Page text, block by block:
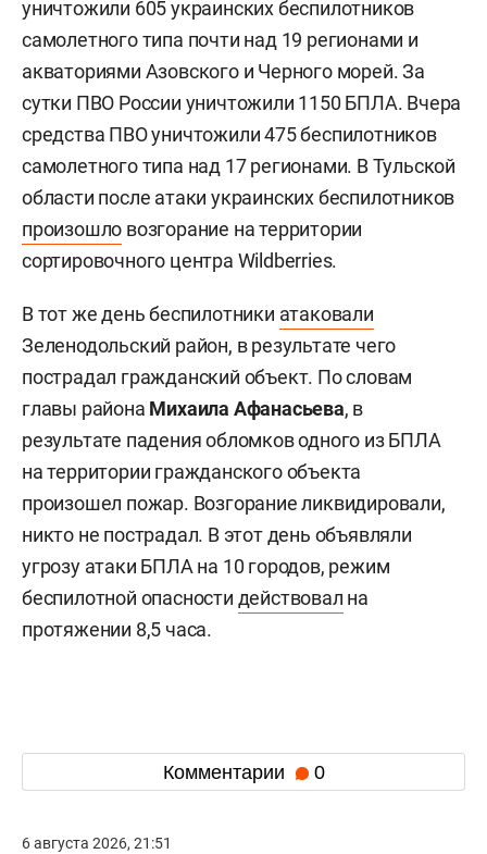
уничтожили 605 украинских беспилотников
самолетного типа почти над 19 регионами и
акваториями Азовского и Черного морей. За
сутки ПВО России уничтожили 1150 БПЛА. Вчера
средства ПВО уничтожили 475 беспилотников
самолетного типа над 17 регионами. В Тульской
области после атаки украинских беспилотников
произошло возгорание на территории
сортировочного центра Wildberries.
В тот же день беспилотники атаковали
Зеленодольский район, в результате чего
пострадал гражданский объект. По словам
главы района Михаила Афанасьева, в
результате падения обломков одного из БПЛА
на территории гражданского объекта
произошел пожар. Возгорание ликвидировали,
никто не пострадал. В этот день объявляли
угрозу атаки БПЛА на 10 городов, режим
беспилотной опасности действовал на
протяжении 8,5 часа.
Комментарии 0
6 августа 2026, 21:51